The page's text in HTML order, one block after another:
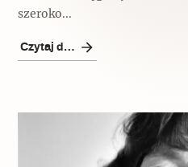
szeroko...
Czytaj dalej